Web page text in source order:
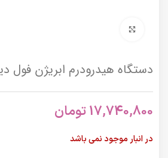
دستگاه هيدرودرم ابريژن فول
17,740,800تومان
در انبار موجود نمی باشد